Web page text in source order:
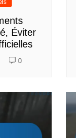
Éviter
0